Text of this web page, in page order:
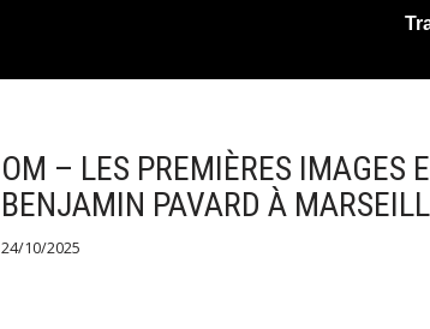
OM – LES PREMIÈRES IMAGES
BENJAMIN PAVARD À
24/10/2025